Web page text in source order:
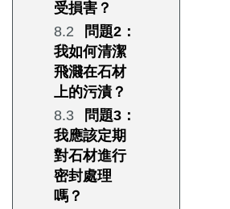
受損害？
問題2：
我如何清潔
飛濺在石材
上的污漬？
問題3：
我應該定期
對石材進行
密封處理
嗎？